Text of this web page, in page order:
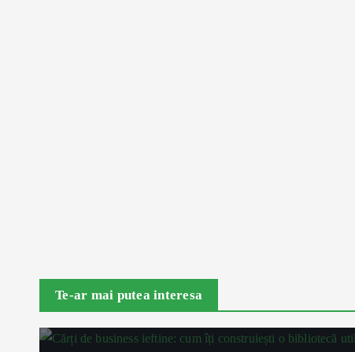
Te-ar mai putea interesa